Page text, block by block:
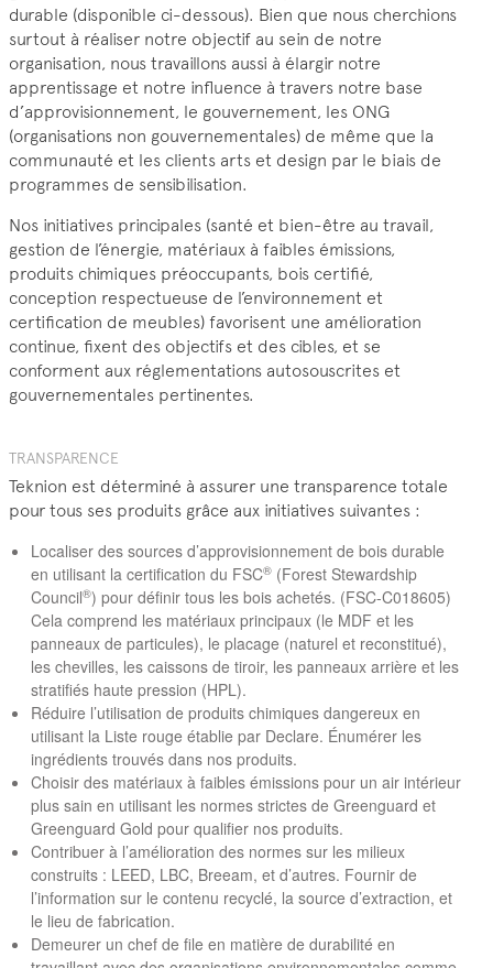
durable (disponible ci-dessous). Bien que nous cherchions
surtout à réaliser notre objectif au sein de notre
organisation, nous travaillons aussi à élargir notre
apprentissage et notre influence à travers notre base
d’approvisionnement, le gouvernement, les ONG
(organisations non gouvernementales) de même que la
communauté et les clients arts et design par le biais de
programmes de sensibilisation.
Nos initiatives principales (santé et bien-être au travail,
gestion de l’énergie, matériaux à faibles émissions,
produits chimiques préoccupants, bois certifié,
conception respectueuse de l’environnement et
certification de meubles) favorisent une amélioration
continue, fixent des objectifs et des cibles, et se
conforment aux réglementations autosouscrites et
gouvernementales pertinentes.
TRANSPARENCE
Teknion est déterminé à assurer une transparence totale
pour tous ses produits grâce aux initiatives suivantes :
Localiser des sources d’approvisionnement de bois durable
en utilisant la certification du FSC®(Forest Stewardship
Council®) pour définir tous les bois achetés. (FSC-C018605)
Cela comprend les matériaux principaux (le MDF et les
panneaux de particules), le placage (naturel et reconstitué),
les chevilles, les caissons de tiroir, les panneaux arrière et les
stratifiés haute pression (HPL).
Réduire l’utilisation de produits chimiques dangereux en
utilisant la Liste rouge établie par Declare. Énumérer les
ingrédients trouvés dans nos produits.
Choisir des matériaux à faibles émissions pour un air intérieur
plus sain en utilisant les normes strictes de Greenguard et
Greenguard Gold pour qualifier nos produits.
Contribuer à l’amélioration des normes sur les milieux
construits : LEED, LBC, Breeam, et d’autres. Fournir de
l’information sur le contenu recyclé, la source d’extraction, et
le lieu de fabrication.
Demeurer un chef de file en matière de durabilité en